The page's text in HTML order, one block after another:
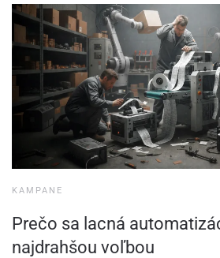
KAMPANE
Prečo sa lacná
najdrahšou voľbou